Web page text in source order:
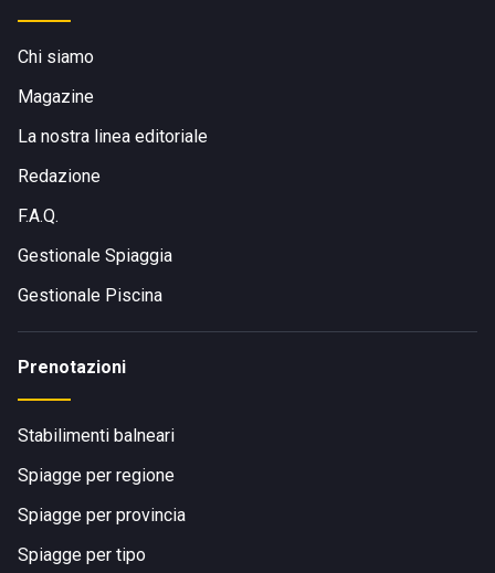
Chi siamo
Magazine
La nostra linea editoriale
Redazione
F.A.Q.
Gestionale Spiaggia
Gestionale Piscina
Prenotazioni
Stabilimenti balneari
Spiagge per regione
Spiagge per provincia
Spiagge per tipo